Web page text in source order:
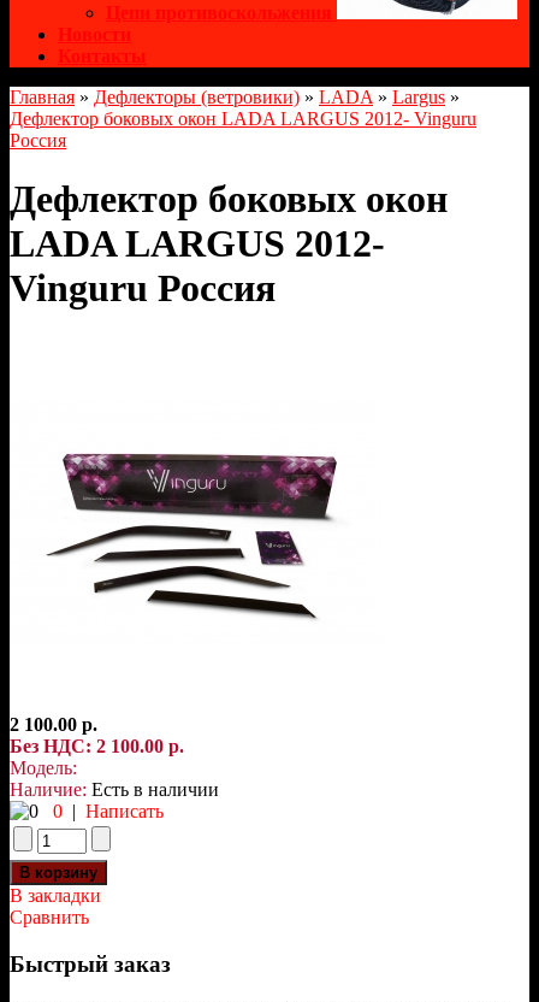
Цепи противоскольжения
Новости
Контакты
Главная » Дефлекторы (ветровики) » LADA » Largus »
Дефлектор боковых окон LADA LARGUS 2012- Vinguru
Россия
Дефлектор боковых окон
LADA LARGUS 2012-
Vinguru Россия
2 100.00 р.
Без НДС: 2 100.00 р.
Модель:
Наличие: Есть в наличии
0 | Написать
В закладки
Сравнить
Быстрый заказ